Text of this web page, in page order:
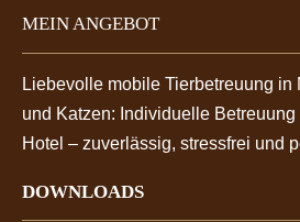
MEIN ANGEBOT
Liebevolle mobile Tierbetreuung in
und Katzen: Individuelle
Hotel – zuverlässig, stressfrei und
DOWNLOADS